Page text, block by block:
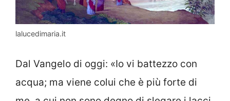
lalucedimaria.it
Dal Vangelo di oggi: «Io vi battezzo con
acqua; ma viene colui che è più forte di